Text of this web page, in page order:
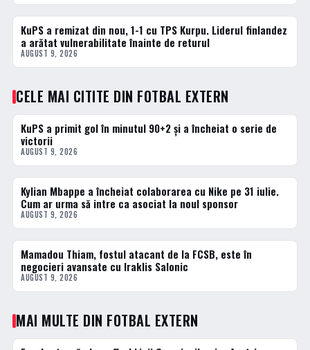
FOTBAL EXTERN
KuPS a remizat din nou, 1-1 cu TPS Kurpu. Liderul finlandez
a arătat vulnerabilitate înainte de returul
AUGUST 9, 2026
CELE MAI CITITE DIN FOTBAL EXTERN
1 · TOP
KuPS a primit gol în minutul 90+2 și a încheiat o serie de
victorii
AUGUST 9, 2026
2 · TOP
Kylian Mbappe a încheiat colaborarea cu Nike pe 31 iulie.
Cum ar urma să intre ca asociat la noul sponsor
AUGUST 9, 2026
3 · TOP
Mamadou Thiam, fostul atacant de la FCSB, este în
negocieri avansate cu Iraklis Salonic
AUGUST 9, 2026
MAI MULTE DIN FOTBAL EXTERN